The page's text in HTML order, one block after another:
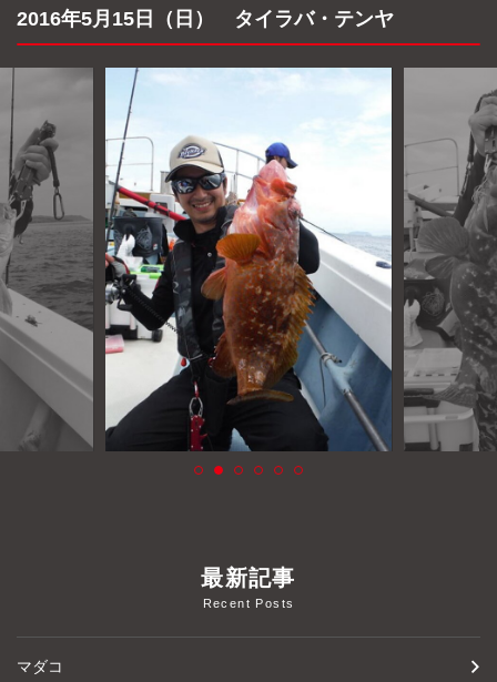
船舶概要
アクセス
よくあるご質問
プライバシーポリシー
お問い合わせ
お知らせ
2016年5月15日（日） タイラバ・テンヤ
最新記事
Recent Posts
マダコ